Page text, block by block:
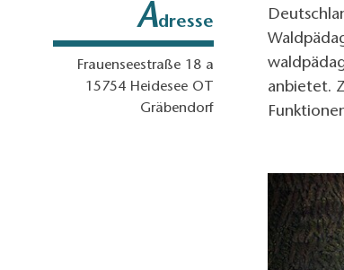
Adresse
Frauenseestraße 18 a
15754 Heidesee OT
Gräbendorf
anbietet.